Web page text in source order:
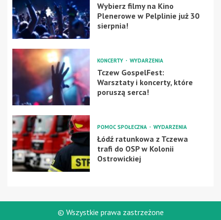
Wybierz filmy na Kino
Plenerowe w Pelplinie już 30
sierpnia!
KONCERTY WYDARZENIA
Tczew GospelFest:
Warsztaty i koncerty, które
poruszą serca!
POMOC SPOŁECZNA WYDARZENIA
Łódź ratunkowa z Tczewa
trafi do OSP w Kolonii
Ostrowickiej
© Wszystkie prawa zastrzeżone